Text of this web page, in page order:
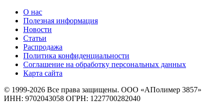
О нас
Полезная информация
Новости
Статьи
Распродажа
Политика конфиденциальности
Соглашение на обработку персональных данных
Карта сайта
© 1999-2026 Все права защищены. ООО «АПолимер 3857»
ИНН: 9702043058 ОГРН: 1227700282040